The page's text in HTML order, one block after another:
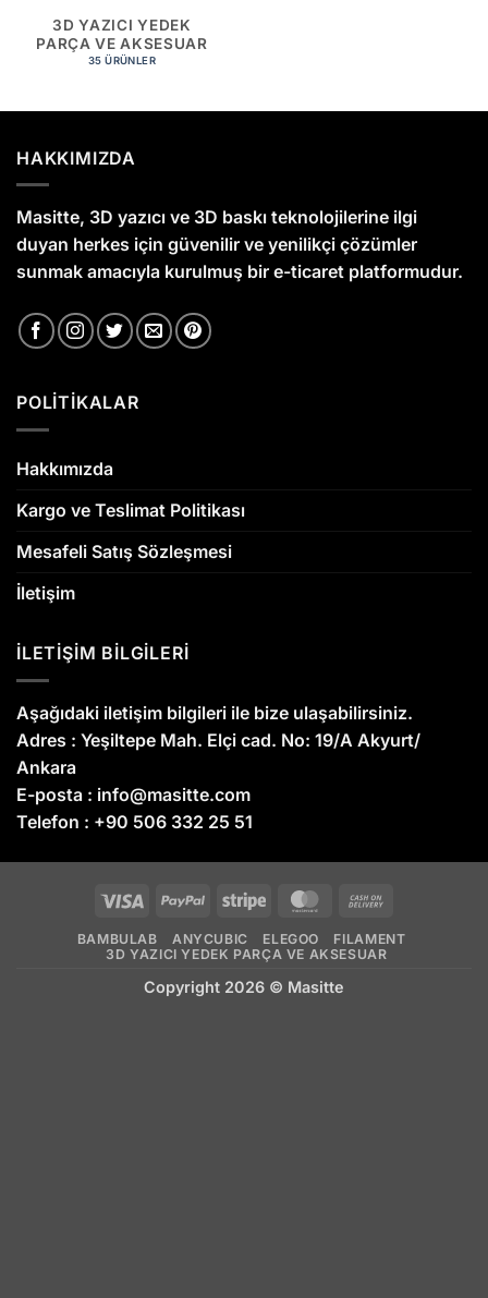
3D YAZICI YEDEK
PARÇA VE AKSESUAR
35 ÜRÜNLER
HAKKIMIZDA
Masitte, 3D yazıcı ve 3D baskı teknolojilerine ilgi
duyan herkes için güvenilir ve yenilikçi çözümler
sunmak amacıyla kurulmuş bir e-ticaret platformudur.
POLİTİKALAR
Hakkımızda
Kargo ve Teslimat Politikası
Mesafeli Satış Sözleşmesi
İletişim
İLETİŞİM BİLGİLERİ
Aşağıdaki iletişim bilgileri ile bize ulaşabilirsiniz.
Adres : Yeşiltepe Mah. Elçi cad. No: 19/A Akyurt/
Ankara
E-posta : info@masitte.com
Telefon : +90 506 332 25 51
Visa PayPal Stripe MasterCard
Delivery
BAMBULAB ANYCUBIC ELEGOO
FILAMENT
3D YAZICI YEDEK PARÇA VE AKSESUAR
Copyright 2026 © Masitte